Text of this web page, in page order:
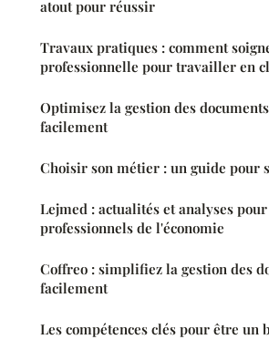
atout pour réussir
Travaux pratiques : comment
professionnelle pour travailler en
Optimisez la gestion des
facilement
Choisir son métier : un guide pour
Lejmed : actualités et analyses
professionnels de l'économie
Coffreo : simplifiez la gestion des
facilement
Les compétences clés pour être un